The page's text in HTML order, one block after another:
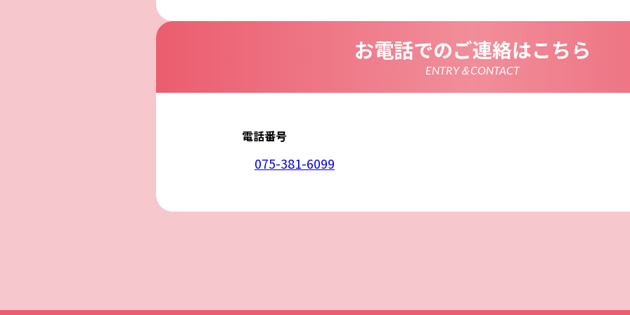
ん、漏えい、滅失及び毀損から保護するため、必要な安全管理措置を講じます
本ウェブサイトでは、一部のコンテンツにおいてCookieを利用しています。
コンテンツへのアクセスに関する情報であり、氏名・メールアドレス・住所・
ません。また、お使いのブラウザ設定からCookieを無効にすることが可能です。
本ウェブサイトでは、Google LLCが提供するアクセス解析ツール「Googleア
せん。この機能はCookieを無効にすることで収集を拒否することが出来ます。
8. プライバシーポリシーの変更
を除いて，応募者等に通知することなく変更することができるものとします。
9. お問い合わせ窓口
お電話でのご連絡はこちら
ENTRY＆CONTACT
電話番号
075-381-6099